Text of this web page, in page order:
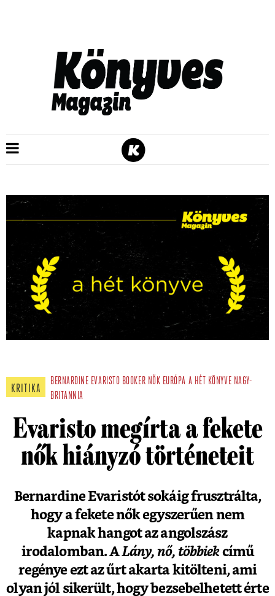
KRITIKA
BERNARDINE EVARISTO BOOKER NŐK EURÓPA A HÉT KÖNYVE NAGY-
BRITANNIA
Evaristo megírta a fekete
nők hiányzó történeteit
Bernardine Evaristót sokáig frusztrálta,
hogy a fekete nők egyszerűen nem
kapnak hangot az angolszász
irodalomban. ALány, nő, többiekcímű
regénye ezt az űrt akarta kitölteni, ami
olyan jól sikerült, hogy bezsebelhetett érte